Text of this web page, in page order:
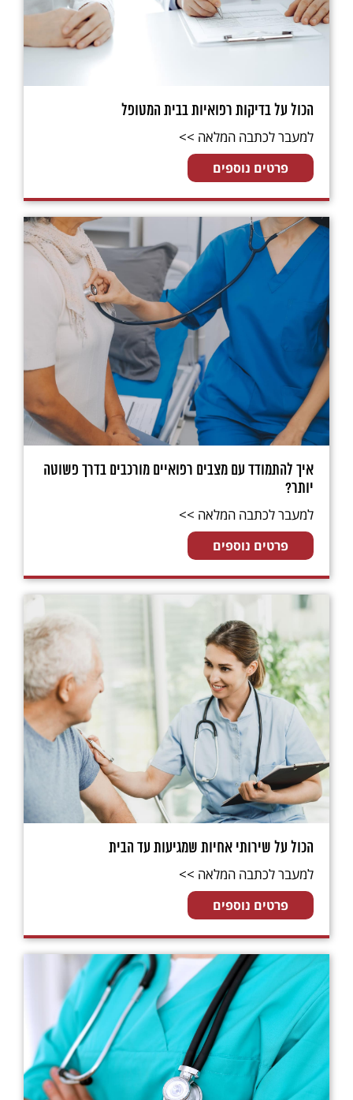
הכול על בדיקות רפואיות בבית המטופל
למעבר לכתבה המלאה >>
פרטים נוספים
איך להתמודד עם מצבים רפואיים מורכבים בדרך פשוטה
יותר?
למעבר לכתבה המלאה >>
פרטים נוספים
הכול על שירותי אחיות שמגיעות עד הבית
למעבר לכתבה המלאה >>
פרטים נוספים
מסכים/ה לתנאי התקנון